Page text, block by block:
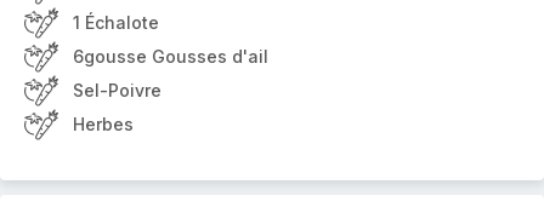
1 Échalote
6gousse Gousses d'ail
Sel-Poivre
Herbes